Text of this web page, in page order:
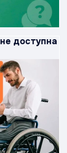
доступна